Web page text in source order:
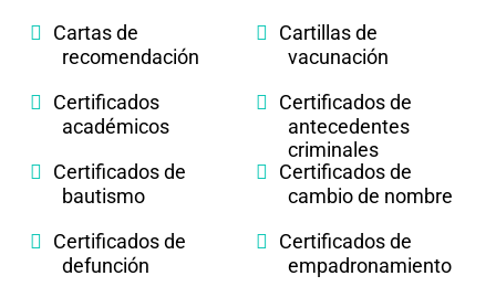
Cartas de
recomendación
Cartillas de
vacunación
Certificados
académicos
Certificados de
antecedentes
criminales
Certificados de
bautismo
Certificados de
cambio de nombre
Certificados de
defunción
Certificados de
empadronamiento